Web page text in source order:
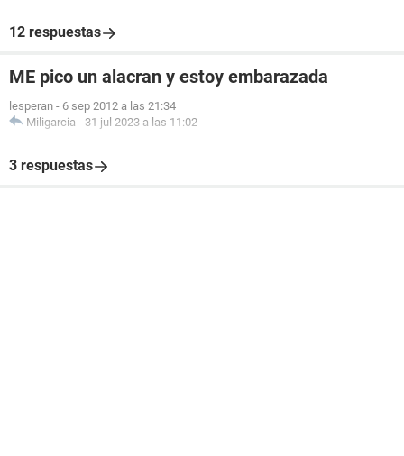
12 respuestas
ME pico un alacran y estoy embarazada
lesperan - 6 sep 2012 a las 21:34
Miligarcia - 31 jul 2023 a las 11:02
3 respuestas